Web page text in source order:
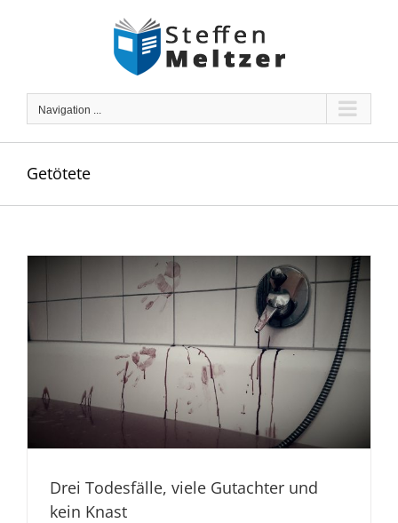
Navigation ...
Getötete
Drei Todesfälle, viele Gutachter und
kein Knast